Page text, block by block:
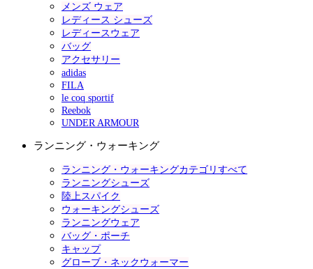
メンズ ウェア
レディース シューズ
レディースウェア
バッグ
アクセサリー
adidas
FILA
le coq sportif
Reebok
UNDER ARMOUR
ランニング・ウォーキング
ランニング・ウォーキングカテゴリすべて
ランニングシューズ
陸上スパイク
ウォーキングシューズ
ランニングウェア
バッグ・ポーチ
キャップ
グローブ・ネックウォーマー